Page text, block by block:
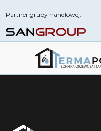
Partner grupy handlowej: